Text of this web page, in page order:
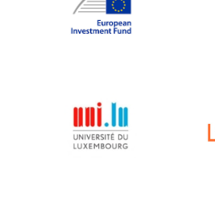
Koen LENAERTS
Lars Heikensten
Lucas Papademos
Máire Geoghegan-